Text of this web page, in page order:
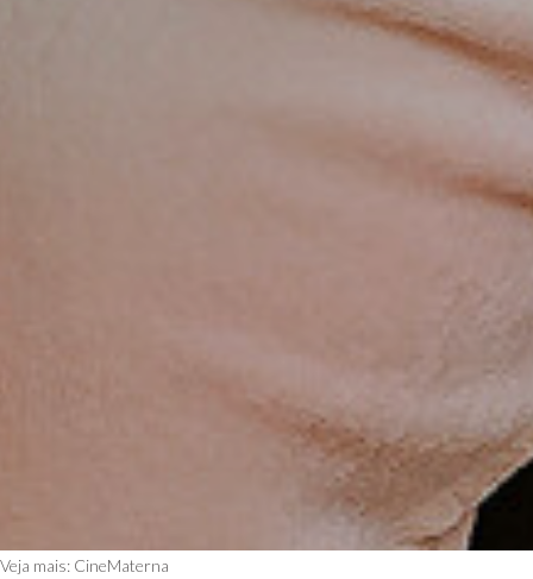
Veja mais: CineMaterna